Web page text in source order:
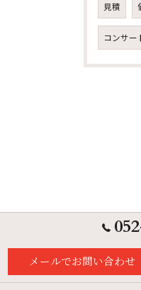
見積
コンサー
メールでお問い合わせ